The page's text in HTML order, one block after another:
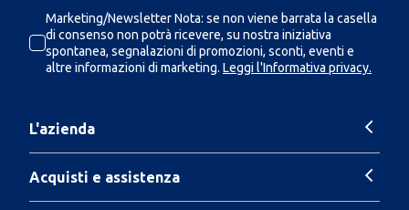
Marketing/Newsletter Nota: se non viene barrata la casella
di consenso non potrà ricevere, su nostra iniziativa
spontanea, segnalazioni di promozioni, sconti, eventi e
altre informazioni di marketing. Leggi l'Informativa privacy.
L'azienda
Acquisti e assistenza